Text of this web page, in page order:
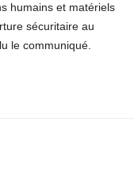
humains et matériels
sécuritaire au
le communiqué.